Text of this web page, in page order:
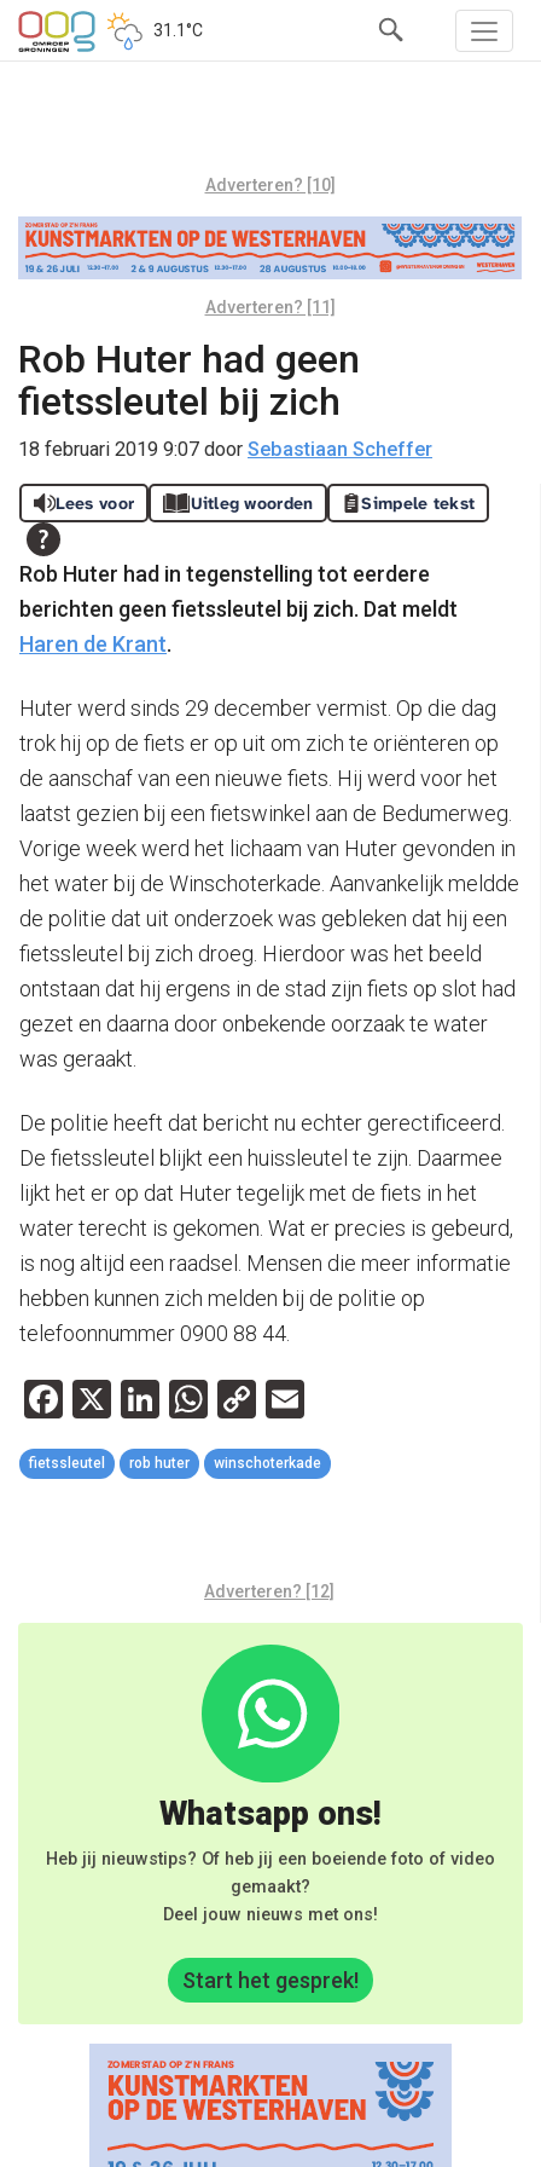
31.1°C
Adverteren? [10]
Adverteren? [11]
Rob Huter had geen
fietssleutel bij zich
18 februari 2019 9:07 door Sebastiaan Scheffer
Lees voor Uitleg woorden Simpele tekst
Rob Huter had in tegenstelling tot eerdere
berichten geen fietssleutel bij zich. Dat meldt
Haren de Krant.
Huter werd sinds 29 december vermist. Op die dag
trok hij op de fiets er op uit om zich te oriënteren op
de aanschaf van een nieuwe fiets. Hij werd voor het
laatst gezien bij een fietswinkel aan de Bedumerweg.
Vorige week werd het lichaam van Huter gevonden in
het water bij de Winschoterkade. Aanvankelijk meldde
de politie dat uit onderzoek was gebleken dat hij een
fietssleutel bij zich droeg. Hierdoor was het beeld
ontstaan dat hij ergens in de stad zijn fiets op slot had
gezet en daarna door onbekende oorzaak te water
was geraakt.
De politie heeft dat bericht nu echter gerectificeerd.
De fietssleutel blijkt een huissleutel te zijn. Daarmee
lijkt het er op dat Huter tegelijk met de fiets in het
water terecht is gekomen. Wat er precies is gebeurd,
is nog altijd een raadsel. Mensen die meer informatie
hebben kunnen zich melden bij de politie op
telefoonnummer 0900 88 44.
Facebook
X LinkedIn
WhatsApp
Copy
Link
fietssleutel rob huter winschoterkade
Adverteren? [12]
Whatsapp ons!
Heb jij nieuwstips? Of heb jij een boeiende foto of video
gemaakt?
Deel jouw nieuws met ons!
Start het gesprek!